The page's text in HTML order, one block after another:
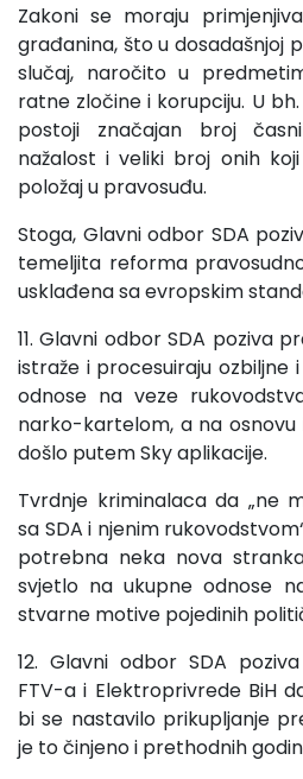
Zakoni se moraju
građanina, što u dosadašnjoj
slučaj, naročito u
ratne zločine i korupciju. U
postoji značajan broj
nažalost i veliki broj onih
položaj u pravosuđu.
Stoga, Glavni odbor SDA
temeljita reforma
usklađena sa evropskim
11. Glavni odbor SDA poziva
istraže i procesuiraju ozbiljne
odnose na veze
narko-kartelom, a na
došlo putem Sky aplikacije.
Tvrdnje kriminalaca da „ne
sa SDA i njenim
potrebna neka nova
svjetlo na ukupne odnose
stvarne motive pojedinih
12. Glavni odbor SDA
FTV-a i Elektroprivrede BiH
bi se nastavilo prikupljanje
je to činjeno i prethodnih